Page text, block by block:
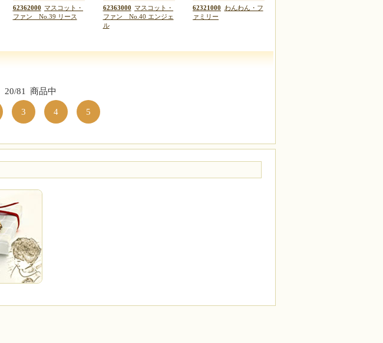
62362000 マスコット・
ファン No.39 リース
62363000 マスコット・
ファン No.40 エンジェ
ル
62321000
わんわん・フ
ァミリー
20/81 商品中
3 4 5